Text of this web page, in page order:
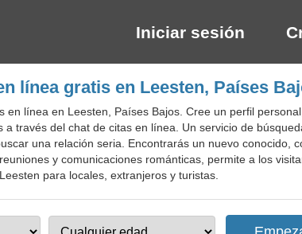
Iniciar sesión
línea gratis en Leesten, Países
en línea en Leesten, Países Bajos. Cree un perfil
través del chat de citas en línea. Un servicio de
una relación seria. Encontrarás un nuevo conocido,
y comunicaciones románticas, permite a los
para locales, extranjeros y turistas.